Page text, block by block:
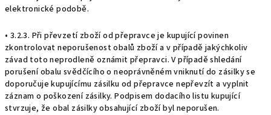
elektronické podobě.
• 3.2.3. Při převzetí zboží od přepravce je kupující povinen
zkontrolovat neporušenost obalů zboží a v případě jakýchkoliv
závad toto neprodleně oznámit přepravci. V případě shledání
porušení obalu svědčícího o neoprávněném vniknutí do zásilky se
doporučuje kupujícímu zásilku od přepravce nepřevzít a vyplnit
záznam o poškození zásilky. Podpisem dodacího listu kupující
stvrzuje, že obal zásilky obsahující zboží byl neporušen.